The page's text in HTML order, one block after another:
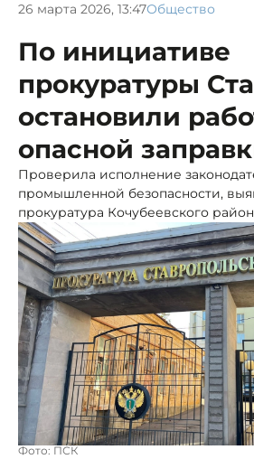
26 марта 2026, 13:47Общество
По инициативе
прокуратуры
остановили
опасной
Проверила исполнение
промышленной безопасности,
прокуратура Кочубеевского
Фото: ПСК